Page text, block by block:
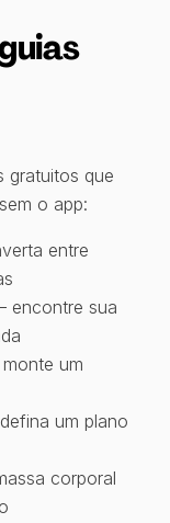
gratuitos que
o app:
entre
encontre sua
um
um plano
corporal